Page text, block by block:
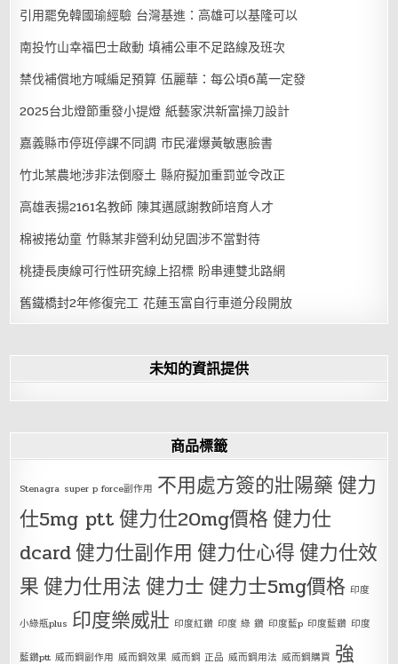
引用罷免韓國瑜經驗 台灣基進：高雄可以基隆可以
南投竹山幸福巴士啟動 填補公車不足路線及班次
禁伐補償地方喊編足預算 伍麗華：每公頃6萬一定發
2025台北燈節重發小提燈 紙藝家洪新富操刀設計
嘉義縣市停班停課不同調 市民灌爆黃敏惠臉書
竹北某農地涉非法倒廢土 縣府擬加重罰並令改正
高雄表揚2161名教師 陳其邁感謝教師培育人才
棉被捲幼童 竹縣某非營利幼兒園涉不當對待
桃捷長庚線可行性研究線上招標 盼串連雙北路網
舊鐵橋封2年修復完工 花蓮玉富自行車道分段開放
未知的資訊提供
商品標籤
Stenagra super p force副作用 不用處方簽的壯陽藥健力
仕5mg ptt健力仕20mg價格健力仕
dcard健力仕副作用 健力仕心得健力仕效
果健力仕用法健力士健力士5mg價格 印度
小綠瓶plus 印度樂威壯 印度紅鑽 印度 綠 鑽 印度藍p 印度藍鑽 印度
藍鑽ptt 威而鋼副作用 威而鋼效果 威而鋼 正品 威而鋼用法 威而鋼購買 強